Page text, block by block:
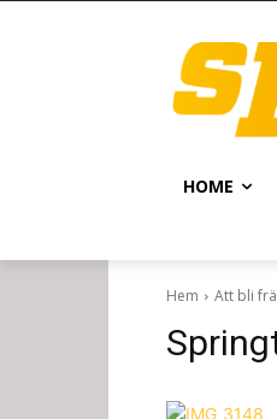
HOME
Hem Att bli